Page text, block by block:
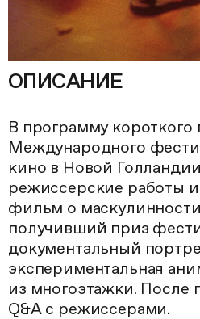
ОПИСАНИЕ
В программу короткого
Международного
кино в Новой
режиссерские работы
фильм о
получивший приз
документальный
экспериментальная
из многоэтажки. После
Q&A с режиссерами.